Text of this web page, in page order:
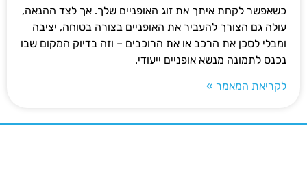
כשאפשר לקחת איתך את זוג האופניים שלך. אך לצד ההנאה,
עולה גם הצורך להעביר את האופניים בצורה בטוחה, יציבה
ומבלי לסכן את הרכב או את הרוכבים – וזה בדיוק המקום שבו
נכנס לתמונה מנשא אופניים ייעודי.
לקריאת המאמר »